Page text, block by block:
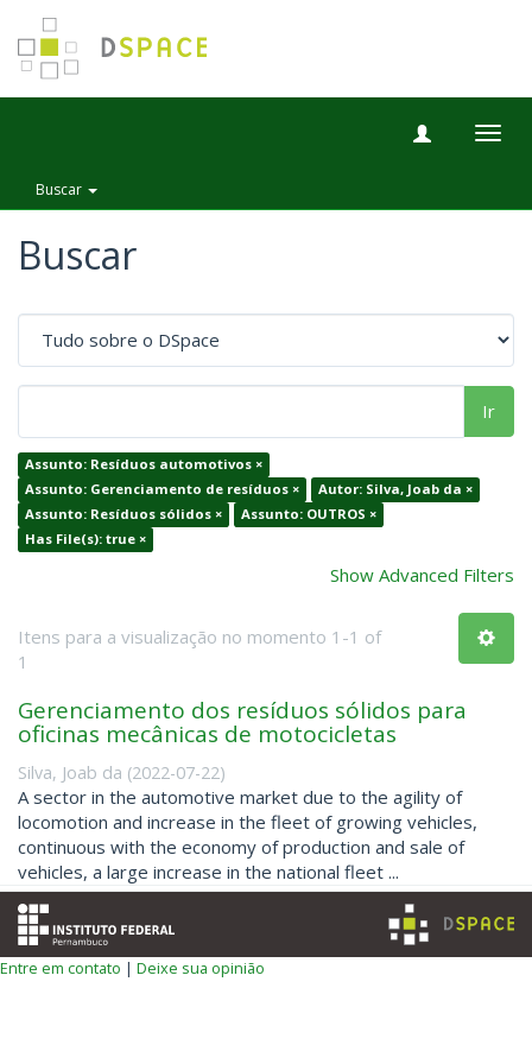
Buscar
Buscar
Ir
Assunto: Resíduos automotivos ×
Assunto: Gerenciamento de resíduos ×
Autor: Silva, Joab da ×
Assunto: Resíduos sólidos ×
Assunto: OUTROS ×
Has File(s): true ×
Show Advanced Filters
Itens para a visualização no momento 1-1 of
1
Gerenciamento dos resíduos sólidos para
oficinas mecânicas de motocicletas
Silva, Joab da (2022-07-22)
A sector in the automotive market due to the agility of
locomotion and increase in the fleet of growing vehicles,
continuous with the economy of production and sale of
vehicles, a large increase in the national fleet ...
Entre em contato | Deixe sua opinião